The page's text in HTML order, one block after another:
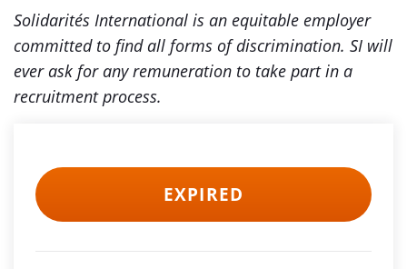
Solidarités International is an equitable employer
committed to find all forms of discrimination. SI will
ever ask for any remuneration to take part in a
recruitment process.
EXPIRED